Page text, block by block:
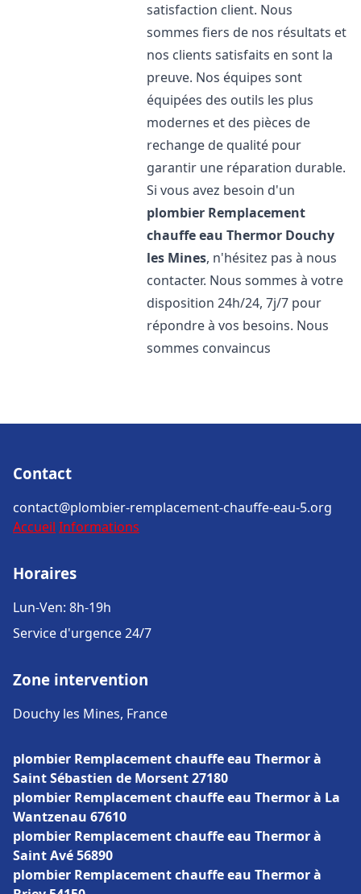
satisfaction client. Nous
sommes fiers de nos résultats et
nos clients satisfaits en sont la
preuve. Nos équipes sont
équipées des outils les plus
modernes et des pièces de
rechange de qualité pour
garantir une réparation durable.
Si vous avez besoin d'un
plombier Remplacement
chauffe eau Thermor Douchy
les Mines, n'hésitez pas à nous
contacter. Nous sommes à votre
disposition 24h/24, 7j/7 pour
répondre à vos besoins. Nous
sommes convaincus
Contact
contact@plombier-remplacement-chauffe-eau-5.org
Accueil Informations
Horaires
Lun-Ven: 8h-19h
Service d'urgence 24/7
Zone intervention
Douchy les Mines, France
plombier Remplacement chauffe eau Thermor à
Saint Sébastien de Morsent 27180
plombier Remplacement chauffe eau Thermor à La
Wantzenau 67610
plombier Remplacement chauffe eau Thermor à
Saint Avé 56890
plombier Remplacement chauffe eau Thermor à